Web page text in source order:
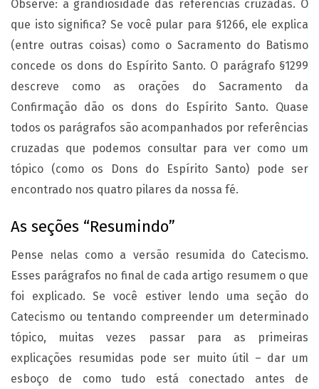
Observe: a grandiosidade das referências cruzadas. O
que isto significa? Se você pular para §1266, ele explica
(entre outras coisas) como o Sacramento do Batismo
concede os dons do Espírito Santo. O parágrafo §1299
descreve como as orações do Sacramento da
Confirmação dão os dons do Espírito Santo. Quase
todos os parágrafos são acompanhados por referências
cruzadas que podemos consultar para ver como um
tópico (como os Dons do Espírito Santo) pode ser
encontrado nos quatro pilares da nossa fé.
As seções “Resumindo”
Pense nelas como a versão resumida do Catecismo.
Esses parágrafos no final de cada artigo resumem o que
foi explicado. Se você estiver lendo uma seção do
Catecismo ou tentando compreender um determinado
tópico, muitas vezes passar para as primeiras
explicações resumidas pode ser muito útil – dar um
esboço de como tudo está conectado antes de